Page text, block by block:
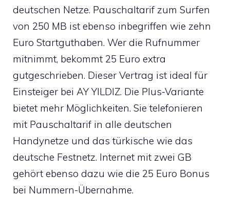
deutschen Netze. Pauschaltarif zum Surfen
von 250 MB ist ebenso inbegriffen wie zehn
Euro Startguthaben. Wer die Rufnummer
mitnimmt, bekommt 25 Euro extra
gutgeschrieben. Dieser Vertrag ist ideal für
Einsteiger bei AY YILDIZ. Die Plus-Variante
bietet mehr Möglichkeiten. Sie telefonieren
mit Pauschaltarif in alle deutschen
Handynetze und das türkische wie das
deutsche Festnetz. Internet mit zwei GB
gehört ebenso dazu wie die 25 Euro Bonus
bei Nummern-Übernahme.